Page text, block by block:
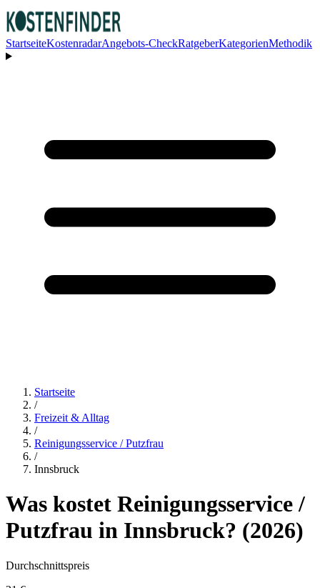
StartseiteKostenradarAngebots-CheckRatgeberKategorienMethodik
Startseite
/
Freizeit & Alltag
/
Reinigungsservice / Putzfrau
/
Innsbruck
Was kostet Reinigungsservice /
Putzfrau in Innsbruck? (2026)
Durchschnittspreis